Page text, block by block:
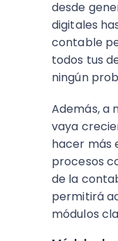
desde
digitales
contable
todos tus
ningún
Además, a
vaya
hacer más
procesos
de la
permitirá
módulos